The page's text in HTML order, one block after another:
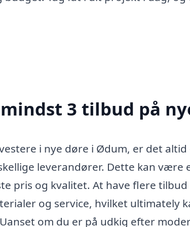
3 tilbud på
i nye døre i Ødum, er det
leverandører. Dette kan være
pris og kvalitet. At have flere
og service, hvilket ultimately
om du er på udkig efter